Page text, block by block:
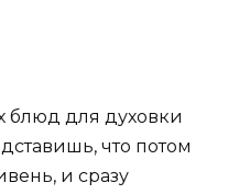
блюд для духовки
что потом
и сразу